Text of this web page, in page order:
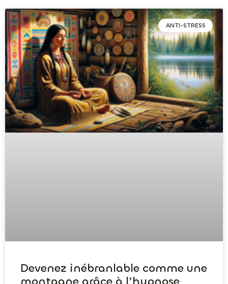
ANTI-STRESS
Devenez inébranlable comme une